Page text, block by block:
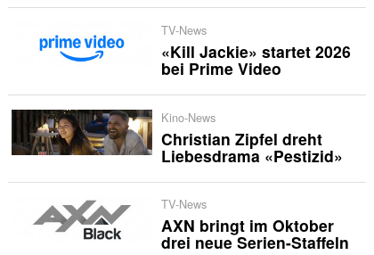
TV-News
«Kill Jackie» startet 2026
bei Prime Video
Kino-News
Christian Zipfel dreht
Liebesdrama «Pestizid»
TV-News
AXN bringt im Oktober
drei neue Serien-Staffeln